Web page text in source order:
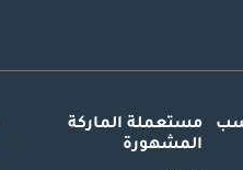
مستعملة الماركة
المشهورة